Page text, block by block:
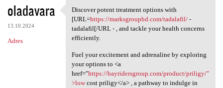
oladavara
13.10.2024
Adres
Discover potent treatment
Discover potent treatment options with
[URL=https://marksgroupbd.com/tadalafil/-
tadalafil[/URL - , and tackle your health concerns
efficiently.
Fuel your excitement and adrenaline by exploring
your options to <a
href="https://bayridersgroup.com/product/priligy/"
>lowcost priligy</a> , a pathway to indulge in